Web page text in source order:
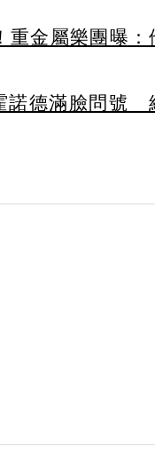
重金屬樂團曝：
諾德滿臉問號